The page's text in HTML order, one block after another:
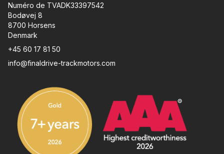
Numéro de TVADK33397542
Bodøvej 8
8700 Horsens
Denmark
+45 60 17 81 50
info@finaldrive-trackmotors.com